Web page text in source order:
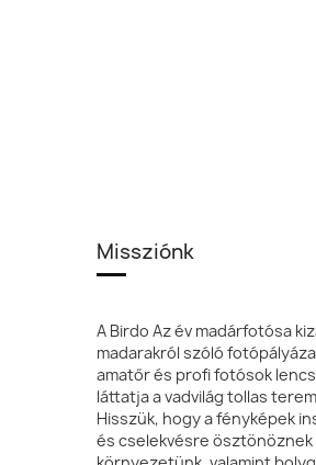
Missziónk
A Birdo Az év madárfotósa
madarakról szóló
amatőr és profi fotósok
láttatja a vadvilág tollas
Hisszük, hogy a fényképek
és cselekvésre